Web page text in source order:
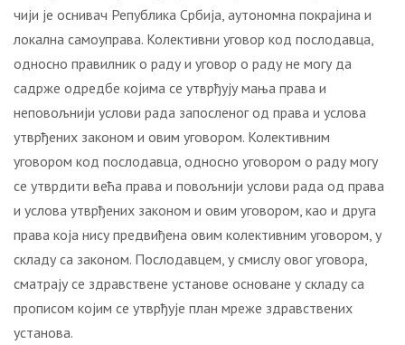
чији је оснивач Република Србија, аутономна покрајина и
локална самоуправа. Колективни уговор код послодавца,
односно правилник о раду и уговор о раду не могу да
садрже одредбе којима се утврђују мања права и
неповољнији услови рада запосленог од права и услова
утврђених законом и овим уговором. Колективним
уговором код послодавца, односно уговором о раду могу
се утврдити већа права и повољнији услови рада од права
и услова утврђених законом и овим уговором, као и друга
права која нису предвиђена овим колективним уговором, у
складу са законом. Послодавцем, у смислу овог уговора,
сматрају се здравствене установе основане у складу са
прописом којим се утврђује план мреже здравствених
установа.